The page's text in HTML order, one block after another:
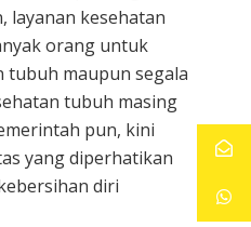
layanan kesehatan
orang untuk
tubuh maupun segala
tubuh masing
pun, kini
yang diperhatikan
diri